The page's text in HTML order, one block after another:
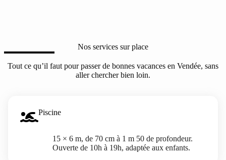
Nos services sur place
Tout ce qu’il faut pour passer de bonnes vacances en Vendée, sans
aller chercher bien loin.
Piscine
15 × 6 m, de 70 cm à 1 m 50 de profondeur.
Ouverte de 10h à 19h, adaptée aux enfants.